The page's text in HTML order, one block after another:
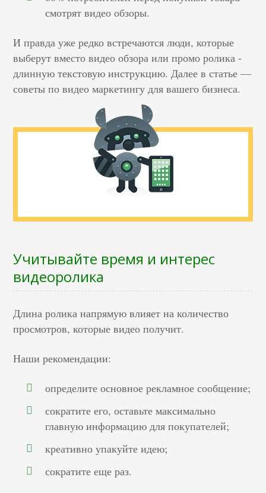
смотрят видео обзоры.
И правда уже редко встречаются люди, которые
выберут вместо видео обзора или промо ролика -
длинную текстовую инструкцию. Далее в статье —
советы по видео маркетингу для вашего бизнеса.
Учитывайте время и интерес
видеоролика
Длина ролика напрямую влияет на количество
просмотров, которые видео получит.
Наши рекомендации:
определите основное рекламное сообщение;
сократите его, оставьте максимально
главную информацию для покупателей;
креативно упакуйте идею;
сократите еще раз.